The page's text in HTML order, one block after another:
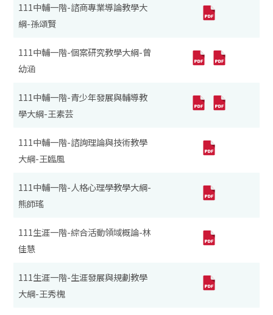
111中輔一階-諮商專業導論教學大
綱-孫頌賢
111中輔一階-個案研究教學大綱-曾
幼涵
111中輔一階-青少年發展與輔導教
學大綱-王素芸
111中輔一階-諮詢理論與技術教學
大綱-王臨風
111中輔一階-人格心理學教學大綱-
熊師瑤
111生涯一階-綜合活動領域概論-林
佳慧
111生涯一階-生涯發展與規劃教學
大綱-王秀槐